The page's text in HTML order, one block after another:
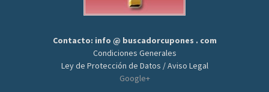
Contacto: info @ buscadorcupones . com
Condiciones Generales
Ley de Protección de Datos / Aviso Legal
Google+